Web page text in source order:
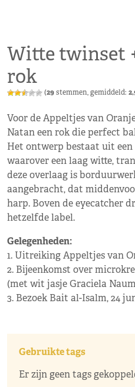
Witte twinset
rok
(29stemmen, gemiddeld:
Voor de Appeltjes van
Natan een rok die perfect
Het ontwerp bestaat uit
waarover een laag witte,
deze overlaag is
aangebracht, dat
harp. Boven de eyecatcher
hetzelfde label.
Gelegenheden:
1. Uitreiking Appeltjes van
2. Bijeenkomst over
(met wit jasje Graciela
3. Bezoek Bait al-Isalm, 24
Gebruikte tags
Er zijn geen tags